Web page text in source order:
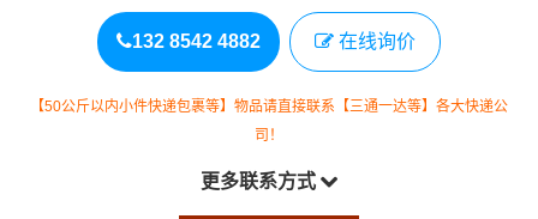
132 8542 4882 在线询价
【50公斤以内小件快递包裹等】物品请直接联系【三通一达等】各大快递公
司！
更多联系方式